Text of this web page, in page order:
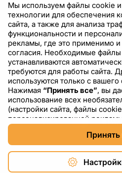
RU USD -
Мы используем файлы cookie
технологии для обеспечения
сайта, а также для анализа
функциональности и
рекламы, где это применимо
согласия. Необходимые
устанавливаются
требуются для работы сайта.
используются только с вашего
Нажимая “Принять все”, вы
использование всех
(настройки сайта, файлы
персонализированной
“Отклонить все”
необходимые файлы cookie.
cookie”, вы можете выбрать,
cookie разрешить или
изменить или отозвать свое
Принять